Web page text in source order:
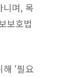
니며, 목
보호법
‘필요